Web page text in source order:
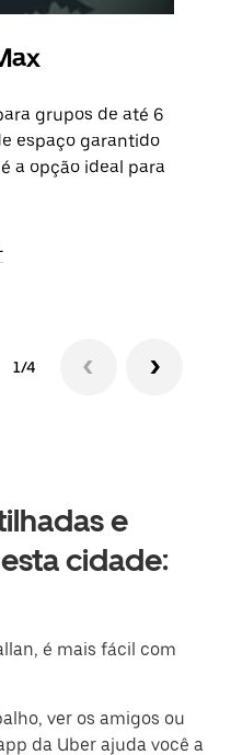
grupos de até 6
espaço garantido
a opção ideal para
1/4
e
cidade:
é mais fácil com
ver os amigos ou
da Uber ajuda você a